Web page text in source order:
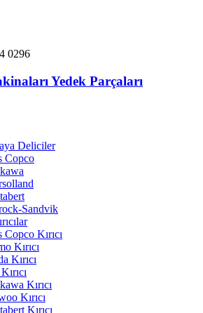
0296
Deliciler
Copco
Sandvik
Copco Kırıcı
Kırıcı
Kırıcı
Kırıcı
Kırıcı
Kırıcı